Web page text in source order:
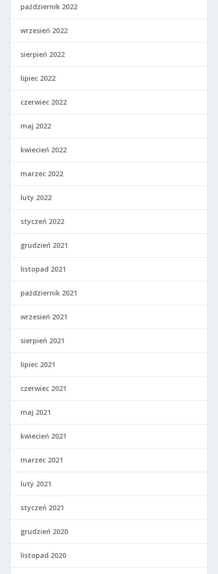
październik 2022
wrzesień 2022
sierpień 2022
lipiec 2022
czerwiec 2022
maj 2022
kwiecień 2022
marzec 2022
luty 2022
styczeń 2022
grudzień 2021
listopad 2021
październik 2021
wrzesień 2021
sierpień 2021
lipiec 2021
czerwiec 2021
maj 2021
kwiecień 2021
marzec 2021
luty 2021
styczeń 2021
grudzień 2020
listopad 2020